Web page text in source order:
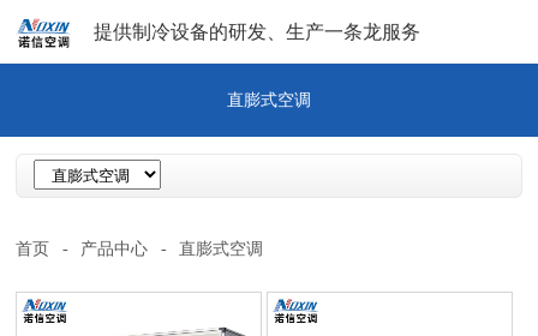
提供制冷设备的研发、生产一条龙服务
直膨式空调
首页 - 产品中心 - 直膨式空调